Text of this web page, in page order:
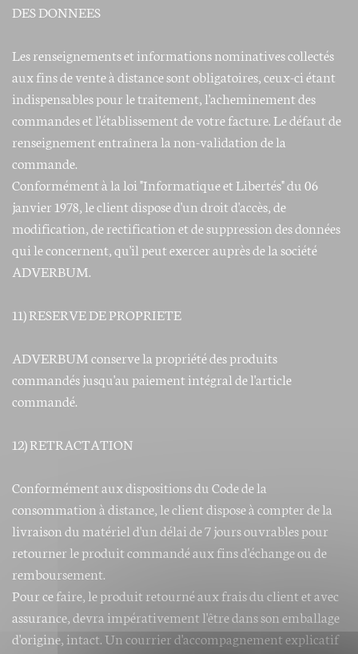
DES DONNEES
Les renseignements et informations nominatives collectés
aux fins de vente à distance sont obligatoires, ceux-ci étant
indispensables pour le traitement, l'acheminement des
commandes et l'établissement de votre facture. Le défaut de
renseignement entraînera la non-validation de la
commande.
Conformément à la loi "Informatique et Libertés" du 06
janvier 1978, le client dispose d'un droit d'accès, de
modification, de rectification et de suppression des données
qui le concernent, qu'il peut exercer auprès de la société
ADVERBUM.
11) RESERVE DE PROPRIETE
ADVERBUM conserve la propriété des produits
commandés jusqu'au paiement intégral de l'article
commandé.
12) RETRACTATION
Conformément aux dispositions du Code de la
consommation à distance, le client dispose à compter de la
livraison du matériel d'un délai de 7 jours ouvrables pour
retourner le produit commandé aux fins d'échange ou de
remboursement.
Pour ce faire, le produit retourné aux frais du client et avec
assurance, devra impérativement l'être dans son emballage
d'origine, intact. Un courrier d'accompagnement explicatif